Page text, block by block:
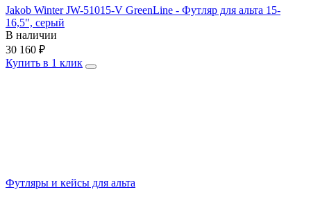
Jakob Winter JW-51015-V GreenLine - Футляр для альта 15-
16,5", серый
В наличии
30 160 ₽
Купить в 1 клик
Футляры и кейсы для альта